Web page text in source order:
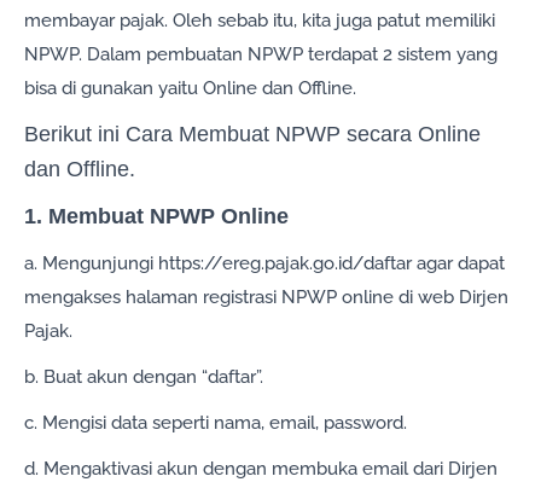
membayar pajak. Oleh sebab itu, kita juga patut memiliki
NPWP. Dalam pembuatan NPWP terdapat 2 sistem yang
bisa di gunakan yaitu Online dan Offline.
Berikut ini Cara Membuat NPWP secara Online
dan Offline.
1. Membuat NPWP Online
a. Mengunjungi https://ereg.pajak.go.id/daftar agar dapat
mengakses halaman registrasi NPWP online di web Dirjen
Pajak.
b. Buat akun dengan “daftar”.
c. Mengisi data seperti nama, email, password.
d. Mengaktivasi akun dengan membuka email dari Dirjen